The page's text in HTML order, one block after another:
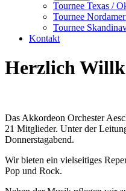
Tournee Texas /
Tournee
Tournee
Kontakt
Herzlich
Das Akkordeon Orchester
21 Mitglieder. Unter der
Donnerstagabend.
Wir bieten ein vielseitiges
Pop und Rock.